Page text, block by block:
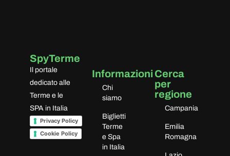
SpyTerme
Il portale
dedicato alle
Terme e le
SPA in Italia
Privacy Policy
Cookie Policy
Informazioni
Chi
siamo
Biglietti
Terme
e Spa
in Italia
Cerca
per
regione
Campania
Emilia
Romagna